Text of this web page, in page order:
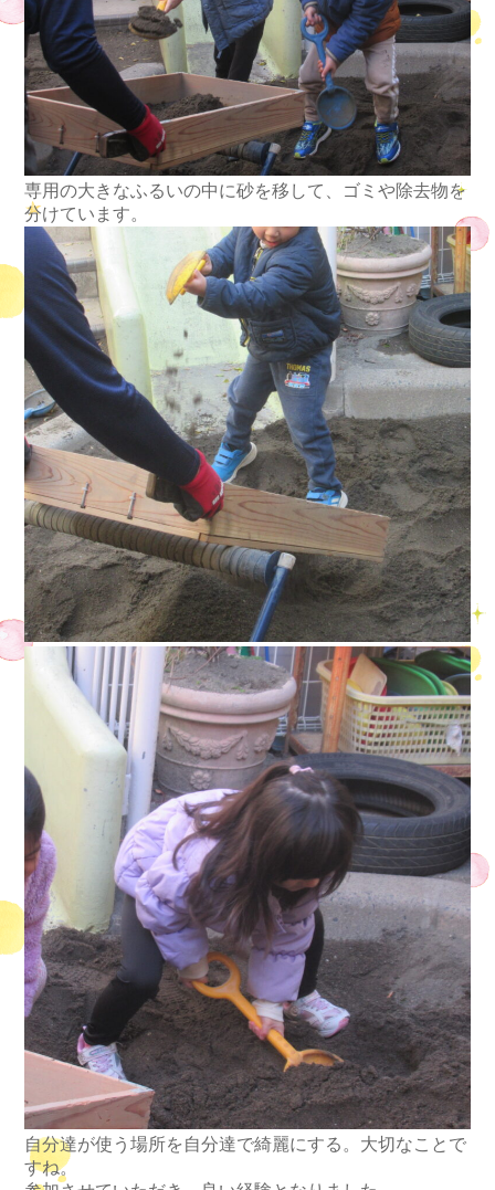
専用の大きなふるいの中に砂を移して、ゴミや除去物を
分けています。
自分達が使う場所を自分達で綺麗にする。大切なことで
すね。